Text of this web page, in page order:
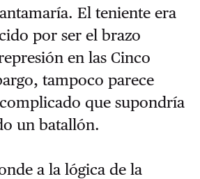
El teniente era
por ser el brazo
en las Cinco
tampoco parece
que supondría
un batallón.
a la lógica de la